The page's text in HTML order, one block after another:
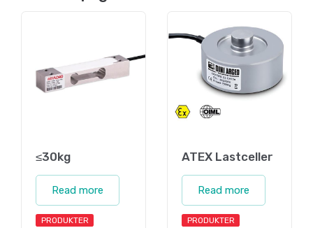
≤30kg
Read more
PRODUKTER
ATEX Lastceller
Read more
PRODUKTER